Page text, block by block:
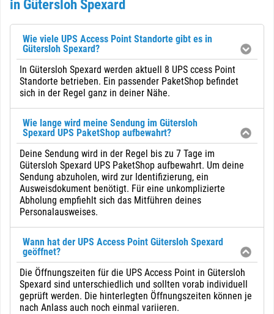
in Gütersloh Spexard
Wie viele UPS Access Point Standorte gibt es in
Gütersloh Spexard?
In Gütersloh Spexard werden aktuell 8 UPS ccess Point
Standorte betrieben. Ein passender PaketShop befindet
sich in der Regel ganz in deiner Nähe.
Wie lange wird meine Sendung im Gütersloh
Spexard UPS PaketShop aufbewahrt?
Deine Sendung wird in der Regel bis zu 7 Tage im
Gütersloh Spexard UPS PaketShop aufbewahrt. Um deine
Sendung abzuholen, wird zur Identifizierung, ein
Ausweisdokument benötigt. Für eine unkomplizierte
Abholung empfiehlt sich das Mitführen deines
Personalausweises.
Wann hat der UPS Access Point Gütersloh Spexard
geöffnet?
Die Öffnungszeiten für die UPS Access Point in Gütersloh
Spexard sind unterschiedlich und sollten vorab individuell
geprüft werden. Die hinterlegten Öffnungszeiten können je
nach Anlass auch noch einmal variieren.